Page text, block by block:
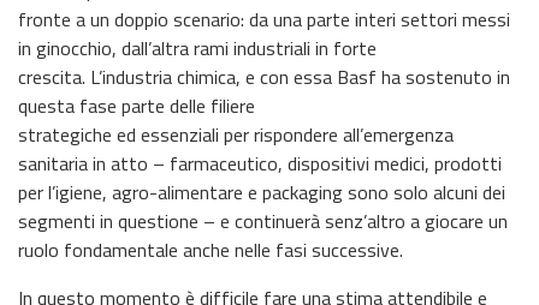
fronte a un doppio scenario: da una parte interi settori messi
in ginocchio, dall’altra rami industriali in forte
crescita. L’industria chimica, e con essa Basf ha sostenuto in
questa fase parte delle filiere
strategiche ed essenziali per rispondere all’emergenza
sanitaria in atto – farmaceutico, dispositivi medici, prodotti
per l’igiene, agro-alimentare e packaging sono solo alcuni dei
segmenti in questione – e continuerà senz’altro a giocare un
ruolo fondamentale anche nelle fasi successive.
In questo momento è difficile fare una stima attendibile e